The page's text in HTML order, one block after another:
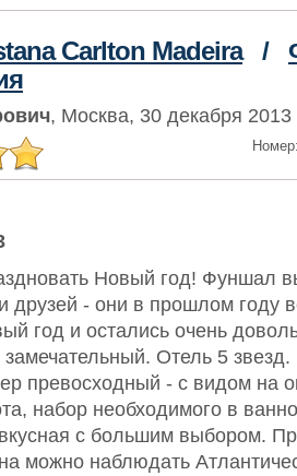
Carlton Madeira/
, Москва, 30 декабря
Новый год! Фуншал
друзей - они в прошлом году
год и остались очень
Отель 5
превосходный - с видом на
набор необходимого в
с большим выбором.
можно наблюдать